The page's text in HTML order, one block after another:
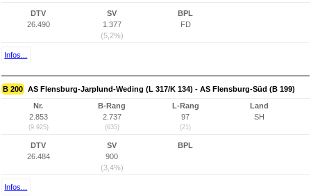
DTV
26.490
SV
1.377
(5,2%)
BPL
FD
Infos...
B 200 AS Flensburg-Jarplund-Weding (L 317/K 134) - AS Flensburg-Süd (B 199)
Nr.
2.853
(9.925)
B-Rang
2.737
(635)
L-Rang
97
(21)
Land
SH
DTV
26.484
SV
900
(3,4%)
BPL
Infos...